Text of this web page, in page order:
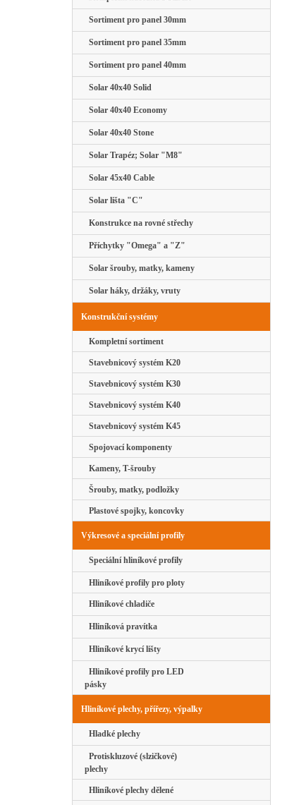
Sortiment pro panel 30mm
Sortiment pro panel 35mm
Sortiment pro panel 40mm
Solar 40x40 Solid
Solar 40x40 Economy
Solar 40x40 Stone
Solar Trapéz; Solar "M8"
Solar 45x40 Cable
Solar lišta "C"
Konstrukce na rovné střechy
Příchytky "Omega" a "Z"
Solar šrouby, matky, kameny
Solar háky, držáky, vruty
Konstrukční systémy
Kompletní sortiment
Stavebnicový systém K20
Stavebnicový systém K30
Stavebnicový systém K40
Stavebnicový systém K45
Spojovací komponenty
Kameny, T-šrouby
Šrouby, matky, podložky
Plastové spojky, koncovky
Výkresové a speciální profily
Speciální hliníkové profily
Hliníkové profily pro ploty
Hliníkové chladiče
Hliníková pravítka
Hliníkové krycí lišty
Hliníkové profily pro LED
pásky
Hliníkové plechy, přířezy, výpalky
Hladké plechy
Protiskluzové (slzičkové)
plechy
Hliníkové plechy dělené